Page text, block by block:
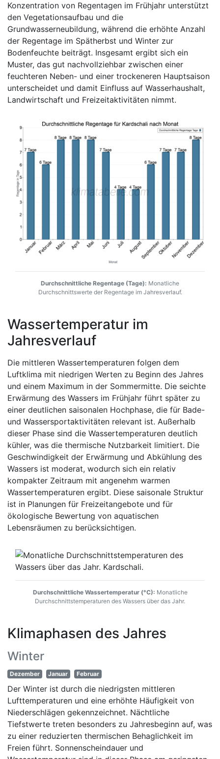
Konzentration von Regentagen im Frühjahr unterstützt
den Vegetationsaufbau und die
Grundwasserneubildung, während die erhöhte Anzahl
der Regentage im Spätherbst und Winter zur
Bodenfeuchte beiträgt. Insgesamt ergibt sich ein
Muster, das gut nachvollziehbar zwischen einer
feuchteren Neben- und einer trockeneren Hauptsaison
unterscheidet und damit Einfluss auf Wasserhaushalt,
Landwirtschaft und Freizeitaktivitäten nimmt.
Durchschnittliche Regentage (Tage): Monatliche
Durchschnittswerte der Regentage im Jahresverlauf.
Wassertemperatur im
Jahresverlauf
Die mittleren Wassertemperaturen folgen dem
Luftklima mit niedrigen Werten zu Beginn des Jahres
und einem Maximum in der Sommermitte. Die seichte
Erwärmung des Wassers im Frühjahr führt später zu
einer deutlichen saisonalen Hochphase, die für Bade-
und Wassersportaktivitäten relevant ist. Außerhalb
dieser Phase sind die Wassertemperaturen deutlich
kühler, was die thermische Nutzbarkeit limitiert. Die
Geschwindigkeit der Erwärmung und Abkühlung des
Wassers ist moderat, wodurch sich ein relativ
kompakter Zeitraum mit angenehm warmen
Wassertemperaturen ergibt. Diese saisonale Struktur
ist in Planungen für Freizeitangebote und für
ökologische Bewertung von aquatischen
Lebensräumen zu berücksichtigen.
Durchschnittliche Wassertemperatur (°C): Monatliche
Durchschnittstemperaturen des Wassers über das Jahr.
Klimaphasen des Jahres
Winter
Dezember Januar Februar
Der Winter ist durch die niedrigsten mittleren
Lufttemperaturen und eine erhöhte Häufigkeit von
Niederschlägen gekennzeichnet. Nächtliche
Tiefstwerte treten besonders zu Jahresbeginn auf, was
zu einer reduzierten thermischen Behaglichkeit im
Freien führt. Sonnenscheindauer und